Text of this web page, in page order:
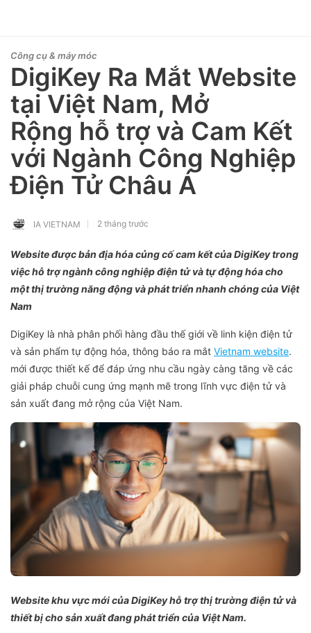
Công cụ & máy móc
DigiKey Ra Mắt Website
tại Việt Nam, Mở
Rộng hỗ trợ và Cam Kết
với Ngành Công Nghiệp
Điện Tử Châu Á
IA VIETNAM 2 tháng trước
Website được bản địa hóa củng cố cam kết của DigiKey trong
việc hỗ trợ ngành công nghiệp điện tử và tự động hóacho
một thị trườngnăng động và phát triển nhanh chóng của Việt
Nam
DigiKey là nhà phân phối hàng đầu thế giới về linh kiện điện tử
và sản phẩm tự động hóa, thông báo ra mắt Vietnam website.
mới được thiết kế để đáp ứng nhu cầu ngày càng tăng về các
giải pháp chuỗi cung ứng mạnh mẽ trong lĩnh vực điện tử và
sản xuất đang mở rộng của Việt Nam.
Website khu vực mới của DigiKey hỗ trợ thị trường điện tử và
thiếtbị cho sản xuất đang phát triển của Việt Nam.